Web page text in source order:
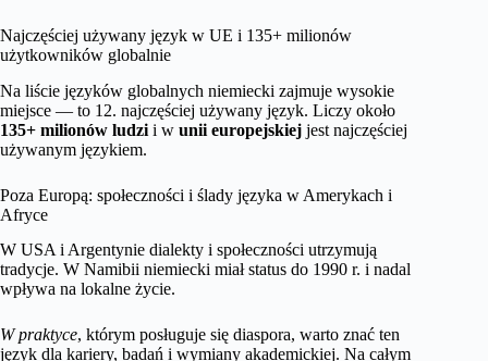
Najczęściej używany język w UE i 135+ milionów
użytkowników globalnie
Na liście języków globalnych niemiecki zajmuje wysokie
miejsce — to 12. najczęściej używany język. Liczy około
135+ milionów ludzi i w unii europejskiej jest najczęściej
używanym językiem.
Poza Europą: społeczności i ślady języka w Amerykach i
Afryce
W USA i Argentynie dialekty i społeczności utrzymują
tradycje. W Namibii niemiecki miał status do 1990 r. i nadal
wpływa na lokalne życie.
W praktyce, którym posługuje się diaspora, warto znać ten
język dla kariery, badań i wymiany akademickiej. Na całym